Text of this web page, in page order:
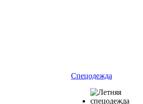
Спецодежда